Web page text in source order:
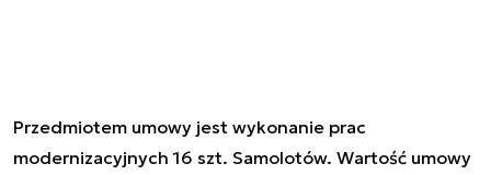
Przedmiotem umowy jest wykonanie prac
modernizacyjnych 16 szt. Samolotów. Wartość umowy